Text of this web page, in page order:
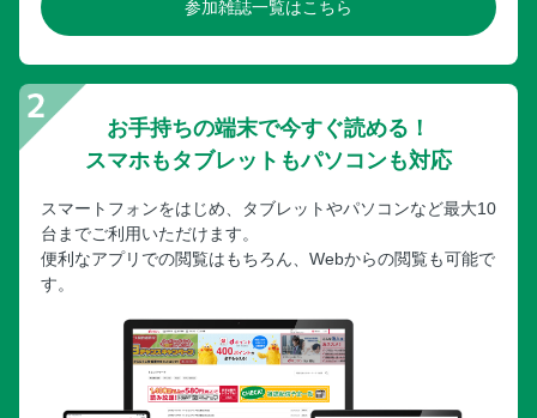
参加雑誌一覧はこちら
お手持ちの端末で今すぐ読める！
スマホもタブレットもパソコンも対応
スマートフォンをはじめ、タブレットやパソコンなど最大10
台までご利用いただけます。
便利なアプリでの閲覧はもちろん、Webからの閲覧も可能で
す。